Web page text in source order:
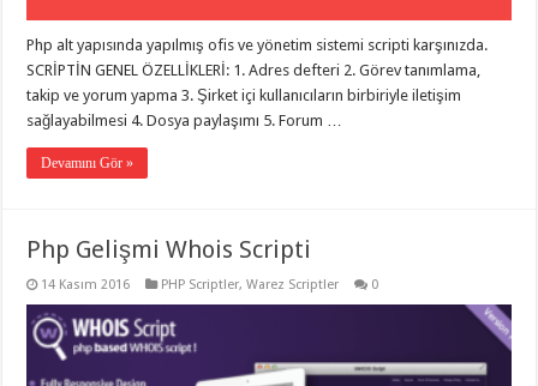
gaziantep
evden
taşımacılık
gaziantep
taşımacılık,
gaziantep
evden
gaziantep
asansörlü
taşıma,
gaziantep
Php alt yapısında yapılmış ofis ve yönetim sistemi scripti karşınızda.
SCRİPTİN GENEL ÖZELLİKLERİ: 1. Adres defteri 2. Görev tanımlama,
takip ve yorum yapma 3. Şirket içi kullanıcıların birbiriyle iletişim
sağlayabilmesi 4. Dosya paylaşımı 5. Forum …
Devamını Gör »
Php Gelişmi Whois Scripti
14 Kasım 2016 PHP Scriptler,Warez Scriptler 0